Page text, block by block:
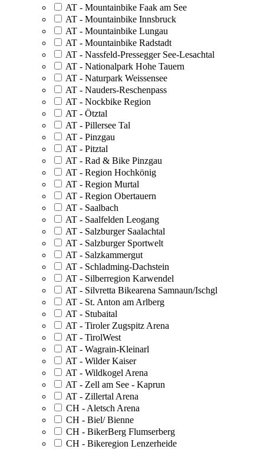
AT - Mountainbike Faak am See
AT - Mountainbike Innsbruck
AT - Mountainbike Lungau
AT - Mountainbike Radstadt
AT - Nassfeld-Pressegger See-Lesachtal
AT - Nationalpark Hohe Tauern
AT - Naturpark Weissensee
AT - Nauders-Reschenpass
AT - Nockbike Region
AT - Ötztal
AT - Pillersee Tal
AT - Pinzgau
AT - Pitztal
AT - Rad & Bike Pinzgau
AT - Region Hochkönig
AT - Region Murtal
AT - Region Obertauern
AT - Saalbach
AT - Saalfelden Leogang
AT - Salzburger Saalachtal
AT - Salzburger Sportwelt
AT - Salzkammergut
AT - Schladming-Dachstein
AT - Silberregion Karwendel
AT - Silvretta Bikearena Samnaun/Ischgl
AT - St. Anton am Arlberg
AT - Stubaital
AT - Tiroler Zugspitz Arena
AT - TirolWest
AT - Wagrain-Kleinarl
AT - Wilder Kaiser
AT - Wildkogel Arena
AT - Zell am See - Kaprun
AT - Zillertal Arena
CH - Aletsch Arena
CH - Biel/ Bienne
CH - BikerBerg Flumserberg
CH - Bikeregion Lenzerheide